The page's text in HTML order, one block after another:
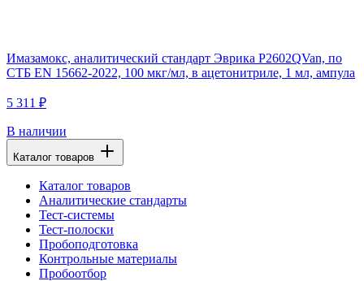
Имазамокс, аналитический стандарт Эврика P2602QVan, по
СТБ EN 15662-2022, 100 мкг/мл, в ацетонитриле, 1 мл, ампула
5 311 ₽
В наличии
Каталог товаров
Каталог товаров
Аналитические стандарты
Тест-системы
Тест-полоски
Пробоподготовка
Контрольные материалы
Пробоотбор